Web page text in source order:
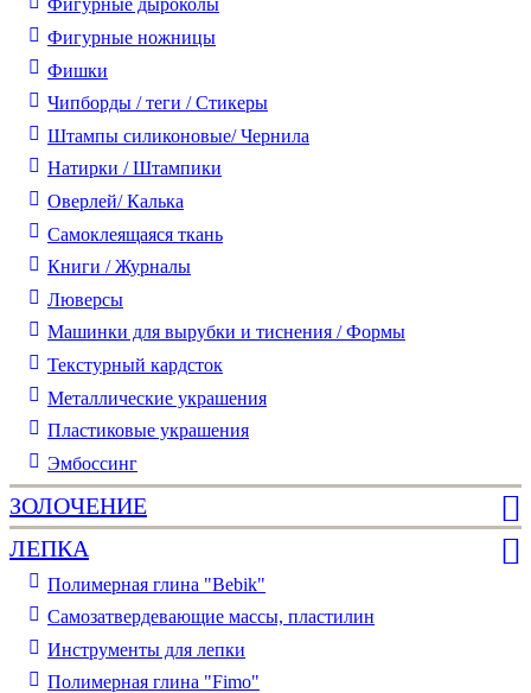
Фигурные дыроколы
Фигурные ножницы
Фишки
Чипборды / теги / Стикеры
Штампы силиконовые/ Чернила
Натирки / Штампики
Оверлей/ Калька
Самоклеящаяся ткань
Книги / Журналы
Люверсы
Машинки для вырубки и тиснения / Формы
Текстурный кардсток
Металлические украшения
Пластиковые украшения
Эмбоссинг
ЗОЛОЧЕНИЕ
ЛЕПКА
Полимерная глина "Bebik"
Самозатвердевающие массы, пластилин
Инструменты для лепки
Полимерная глина "Fimo"